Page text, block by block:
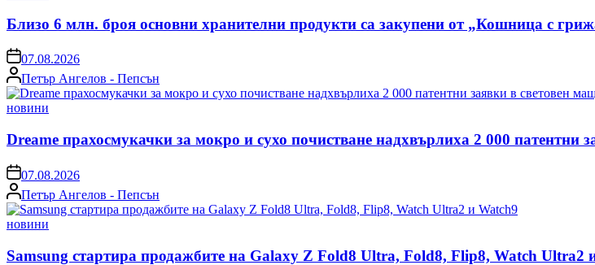
Близо 6 млн. броя основни хранителни продукти са закупени от „Кошница с
on07.08.2026
Posted
by
Петър Ангелов - Пепсън
Posted
новини
Dreame прахосмукачки за мокро и сухо почистване надхвърлиха 2 000 патентни
on07.08.2026
Posted
by
Петър Ангелов - Пепсън
Posted
новини
Samsung стартира продажбите на Galaxy Z Fold8 Ultra, Fold8, Flip8, Watch Ultra2